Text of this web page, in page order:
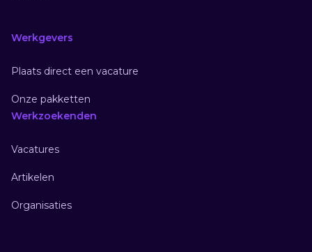
Werkgevers
Plaats direct een vacature
Onze pakketten
Werkzoekenden
Vacatures
Artikelen
Organisaties